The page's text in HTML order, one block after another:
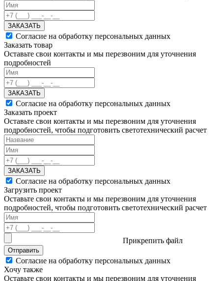
ЗАКАЗАТЬ
Согласие на обработку персональных данных
Заказать товар
Оставьте свои контакты и мы перезвоним для уточнения
подробностей
ЗАКАЗАТЬ
Согласие на обработку персональных данных
Заказать проект
Оставьте свои контакты и мы перезвоним для уточнения
подробностей, чтобы подготовить светотехнический расчет
ЗАКАЗАТЬ
Согласие на обработку персональных данных
Загрузить проект
Оставьте свои контакты и мы перезвоним для уточнения
подробностей, чтобы подготовить светотехнический расчет
Прикрепить файл
Отправить
Согласие на обработку персональных данных
Хочу также
Оставьте свои контакты и мы перезвоним для уточнения